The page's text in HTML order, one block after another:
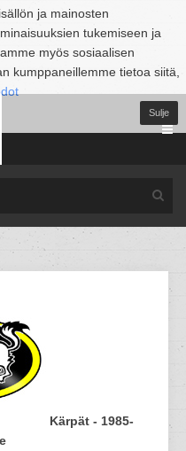
ja mainosten
tukemiseen ja
myös sosiaalisen
kumppaneillemme tietoa siitä,
Sulje
Kärpät - 1985-